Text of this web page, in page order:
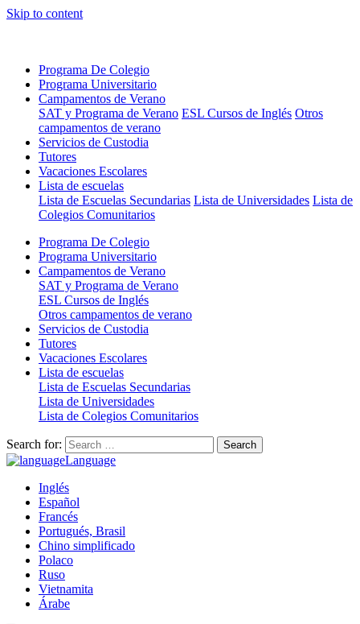
Skip to content
Programa De Colegio
Programa Universitario
Campamentos de Verano
SAT y Programa de Verano ESL Cursos de Inglés Otros
campamentos de verano
Servicios de Custodia
Tutores
Vacaciones Escolares
Lista de escuelas
Lista de Escuelas Secundarias Lista de Universidades Lista de
Colegios Comunitarios
Programa De Colegio
Programa Universitario
Campamentos de Verano
SAT y Programa de Verano
ESL Cursos de Inglés
Otros campamentos de verano
Servicios de Custodia
Tutores
Vacaciones Escolares
Lista de escuelas
Lista de Escuelas Secundarias
Lista de Universidades
Lista de Colegios Comunitarios
Search for:
Language
Inglés
Español
Francés
Portugués, Brasil
Chino simplificado
Polaco
Ruso
Vietnamita
Árabe